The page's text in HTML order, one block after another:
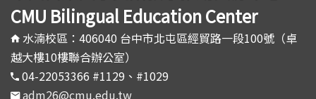
CMU Bilingual Education Center
水湳校區：406040 台中市北屯區經貿路一段100號（卓
越大樓10樓聯合辦公室）
04-22053366 #1129、#1029
adm26@cmu.edu.tw